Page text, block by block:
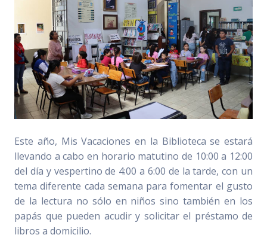
Este año, Mis Vacaciones en la Biblioteca se estará
llevando a cabo en horario matutino de 10:00 a 12:00
del día y vespertino de 4:00 a 6:00 de la tarde, con un
tema diferente cada semana para fomentar el gusto
de la lectura no sólo en niños sino también en los
papás que pueden acudir y solicitar el préstamo de
libros a domicilio.